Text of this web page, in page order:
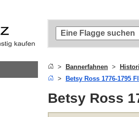
Bannerfahnen
Betsy Ross 1776-1795
Betsy Ross